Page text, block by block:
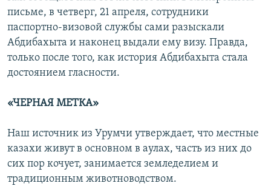
письме, в четверг, 21 апреля, сотрудники
паспортно-визовой службы сами разыскали
Абдибахыта и наконец выдали ему визу. Правда,
только после того, как история Абдибахыта стала
достоянием гласности.
«ЧЕРНАЯ МЕТКА»
Наш источник из Урумчи утверждает, что местные
казахи живут в основном в аулах, часть из них до
сих пор кочует, занимается земледелием и
традиционным животноводством.